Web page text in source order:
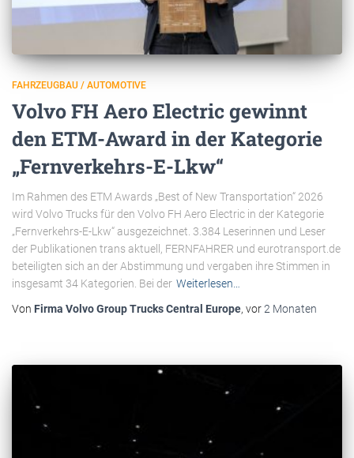
FAHRZEUGBAU / AUTOMOTIVE
Volvo FH Aero Electric gewinnt
den ETM-Award in der Kategorie
„Fernverkehrs-E-Lkw“
Im Rahmen des ETM Awards „Best of New Transportation“ 2026
wird Volvo Trucks für den Volvo FH Aero Electric in der Kategorie
„Fernverkehrs-E-Lkw“ ausgezeichnet. 3.384 Leserinnen und Leser
der Publikationen trans aktuell, FERNFAHRER und eurotransport.de
beteiligten sich an der Abstimmung und vergaben ihre Stimmen in
insgesamt 34 Kategorien. Bei der Weiterlesen…
Von Firma Volvo Group Trucks Central Europe, vor2 Monaten